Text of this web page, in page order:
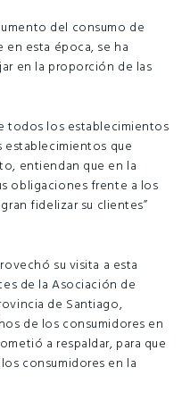
del consumo de
esta época, se ha
en la proporción de las
todos los establecimientos
que
entiendan que en la
obligaciones frente a los
fidelizar su clientes”
su visita a esta
de la Asociación de
de Santiago,
de los consumidores en
a respaldar, para que
consumidores en la